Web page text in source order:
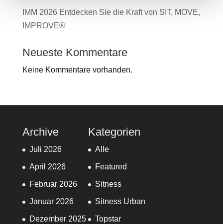
IMM 2026 Entdecken Sie die Kraft von SIT, MOVE,
IMPROVE®
Neueste Kommentare
Keine Kommentare vorhanden.
Archive
Juli 2026
April 2026
Februar 2026
Januar 2026
Dezember 2025
Kategorien
Alle
Featured
Sitness
Sitness Urban
Topstar